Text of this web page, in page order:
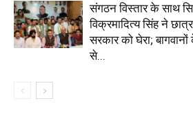
संगठन विस्तार के साथ
विक्रमादित्य सिंह ने
सरकार को घेरा;
से...